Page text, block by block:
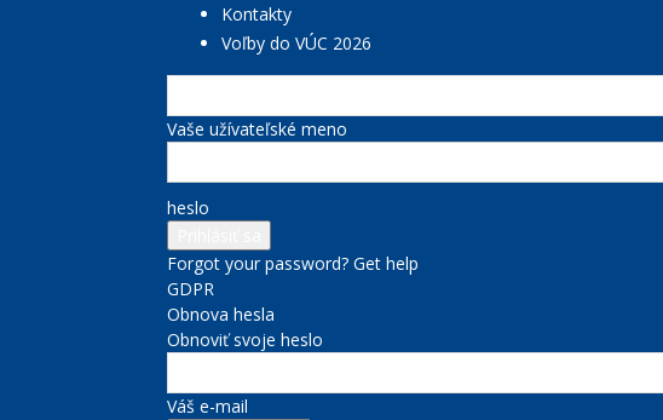
Kontakty
Voľby do VÚC 2026
Vaše užívateľské meno
heslo
Forgot your password? Get help
GDPR
Obnova hesla
Obnoviť svoje heslo
Váš e-mail